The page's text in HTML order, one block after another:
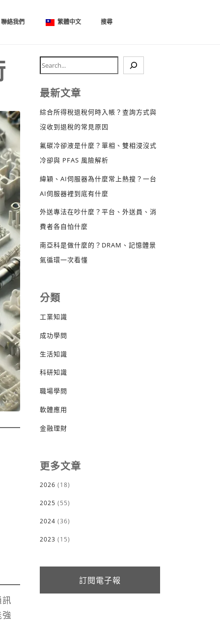
聯絡我們 繁體中文 搜尋
最新文章
綜合所得稅退稅何時入帳？查詢方式與
沒收到退稅的常見原因
氟碳冷卻液是什麼？單相、雙相浸沒式
冷卻與 PFAS 風險解析
緯穎、AI伺服器為什麼常上熱搜？一台
AI伺服器裡到底有什麼
外送專法在吵什麼？平台、外送員、消
費者各自怕什麼
南亞科是做什麼的？DRAM、記憶體景
氣循環一次看懂
分類
工業知識
成功學問
生活知識
科研知識
職場學問
軟體應用
金融理財
更多文章
2026 (18)
2025 (55)
2024 (36)
2023 (15)
訂閱電子報